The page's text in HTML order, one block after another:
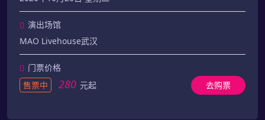
演出场馆
MAO Livehouse武汉
门票价格
售票中
280 元起 去购票